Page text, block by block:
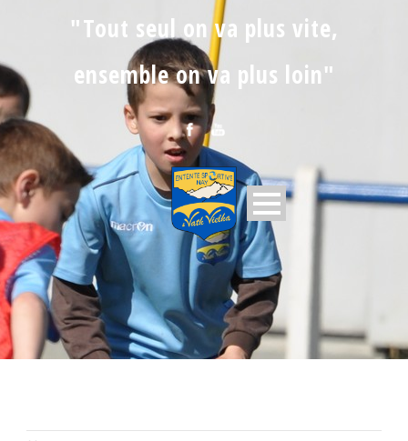
"Tout seul on va plus vite,
ensemble on va plus loin"